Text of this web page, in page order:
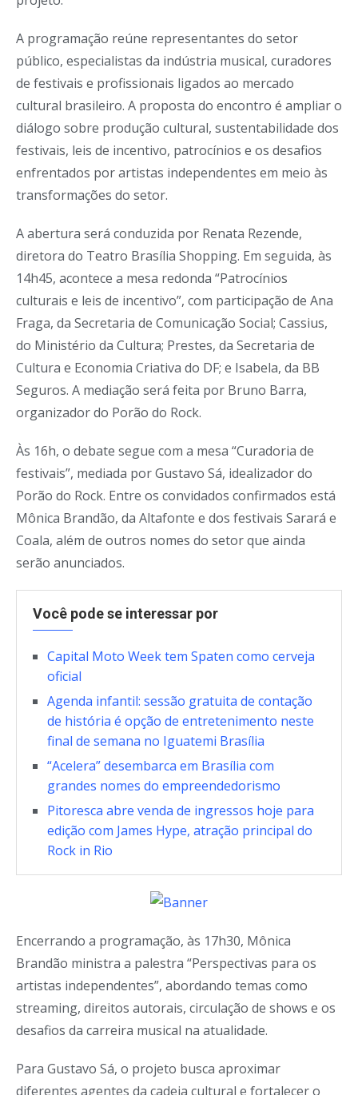
A programação reúne representantes do setor
público, especialistas da indústria musical, curadores
de festivais e profissionais ligados ao mercado
cultural brasileiro. A proposta do encontro é ampliar o
diálogo sobre produção cultural, sustentabilidade dos
festivais, leis de incentivo, patrocínios e os desafios
enfrentados por artistas independentes em meio às
transformações do setor.
A abertura será conduzida por Renata Rezende,
diretora do Teatro Brasília Shopping. Em seguida, às
14h45, acontece a mesa redonda “Patrocínios
culturais e leis de incentivo”, com participação de Ana
Fraga, da Secretaria de Comunicação Social; Cassius,
do Ministério da Cultura; Prestes, da Secretaria de
Cultura e Economia Criativa do DF; e Isabela, da BB
Seguros. A mediação será feita por Bruno Barra,
organizador do Porão do Rock.
Às 16h, o debate segue com a mesa “Curadoria de
festivais”, mediada por Gustavo Sá, idealizador do
Porão do Rock. Entre os convidados confirmados está
Mônica Brandão, da Altafonte e dos festivais Sarará e
Coala, além de outros nomes do setor que ainda
serão anunciados.
Você pode se interessar por
Capital Moto Week tem Spaten como cerveja
oficial
Agenda infantil: sessão gratuita de contação
de história é opção de entretenimento neste
final de semana no Iguatemi Brasília
“Acelera” desembarca em Brasília com
grandes nomes do empreendedorismo
Pitoresca abre venda de ingressos hoje para
edição com James Hype, atração principal do
Rock in Rio
Encerrando a programação, às 17h30, Mônica
Brandão ministra a palestra “Perspectivas para os
artistas independentes”, abordando temas como
streaming, direitos autorais, circulação de shows e os
desafios da carreira musical na atualidade.
Para Gustavo Sá, o projeto busca aproximar
diferentes agentes da cadeia cultural e fortalecer o